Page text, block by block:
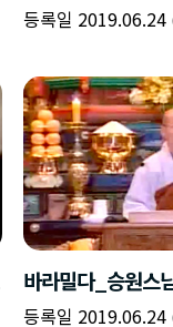
등록일 2019.06.24
바라밀다_승원스
등록일 2019.06.24